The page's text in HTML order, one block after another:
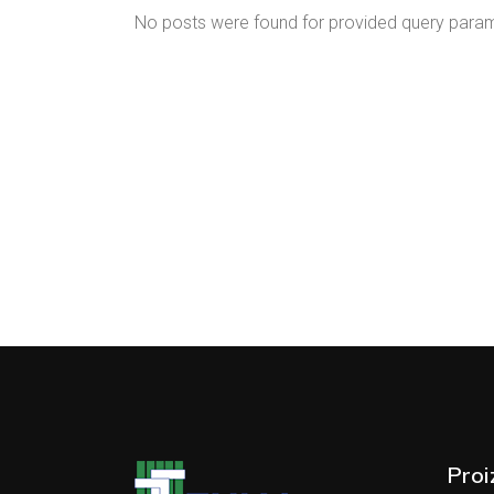
No posts were found for provided query